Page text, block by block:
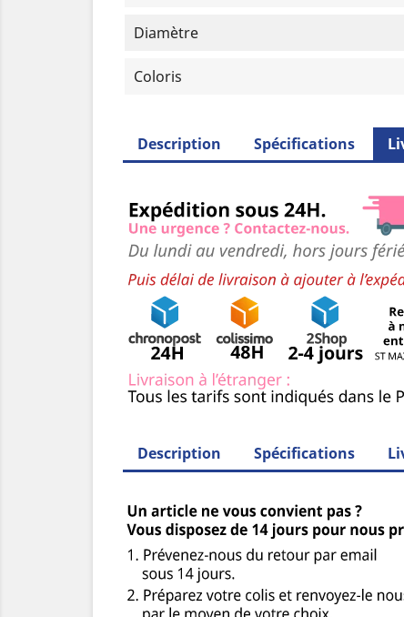
Diamètre
Coloris
Description Spécifications
Description Spécifications